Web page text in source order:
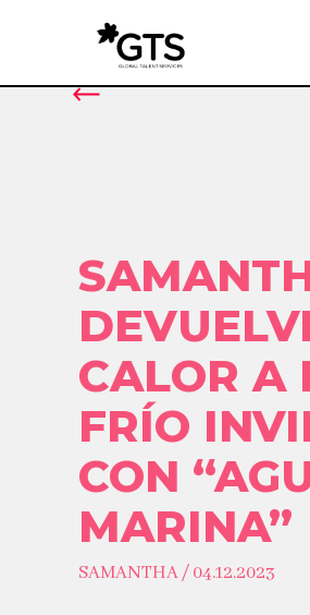
CALOR A
FRÍO
CON
MARINA”
SAMANTHA / 04.12.2023